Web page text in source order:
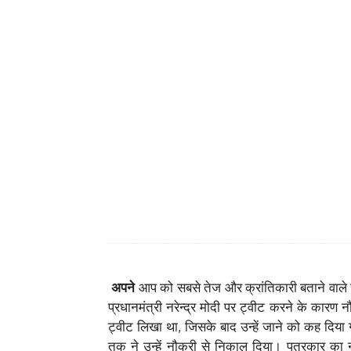
अपनेआप को सबसे तेज और क्रांतिकारी बताने
प्रधानमंत्री नरेन्द्र मोदी पर ट्वीट करने के कारण
ट्वीट लिखा था, जिसके बाद उन्हें जाने को कह
तक ने उन्हें नौकरी से निकाल दिया। पत्रकार